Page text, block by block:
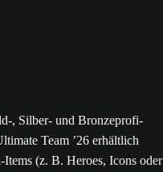
, Silber- und Bronzeprofi-
Team ’26 erhältlich
(z. B. Heroes, Icons oder